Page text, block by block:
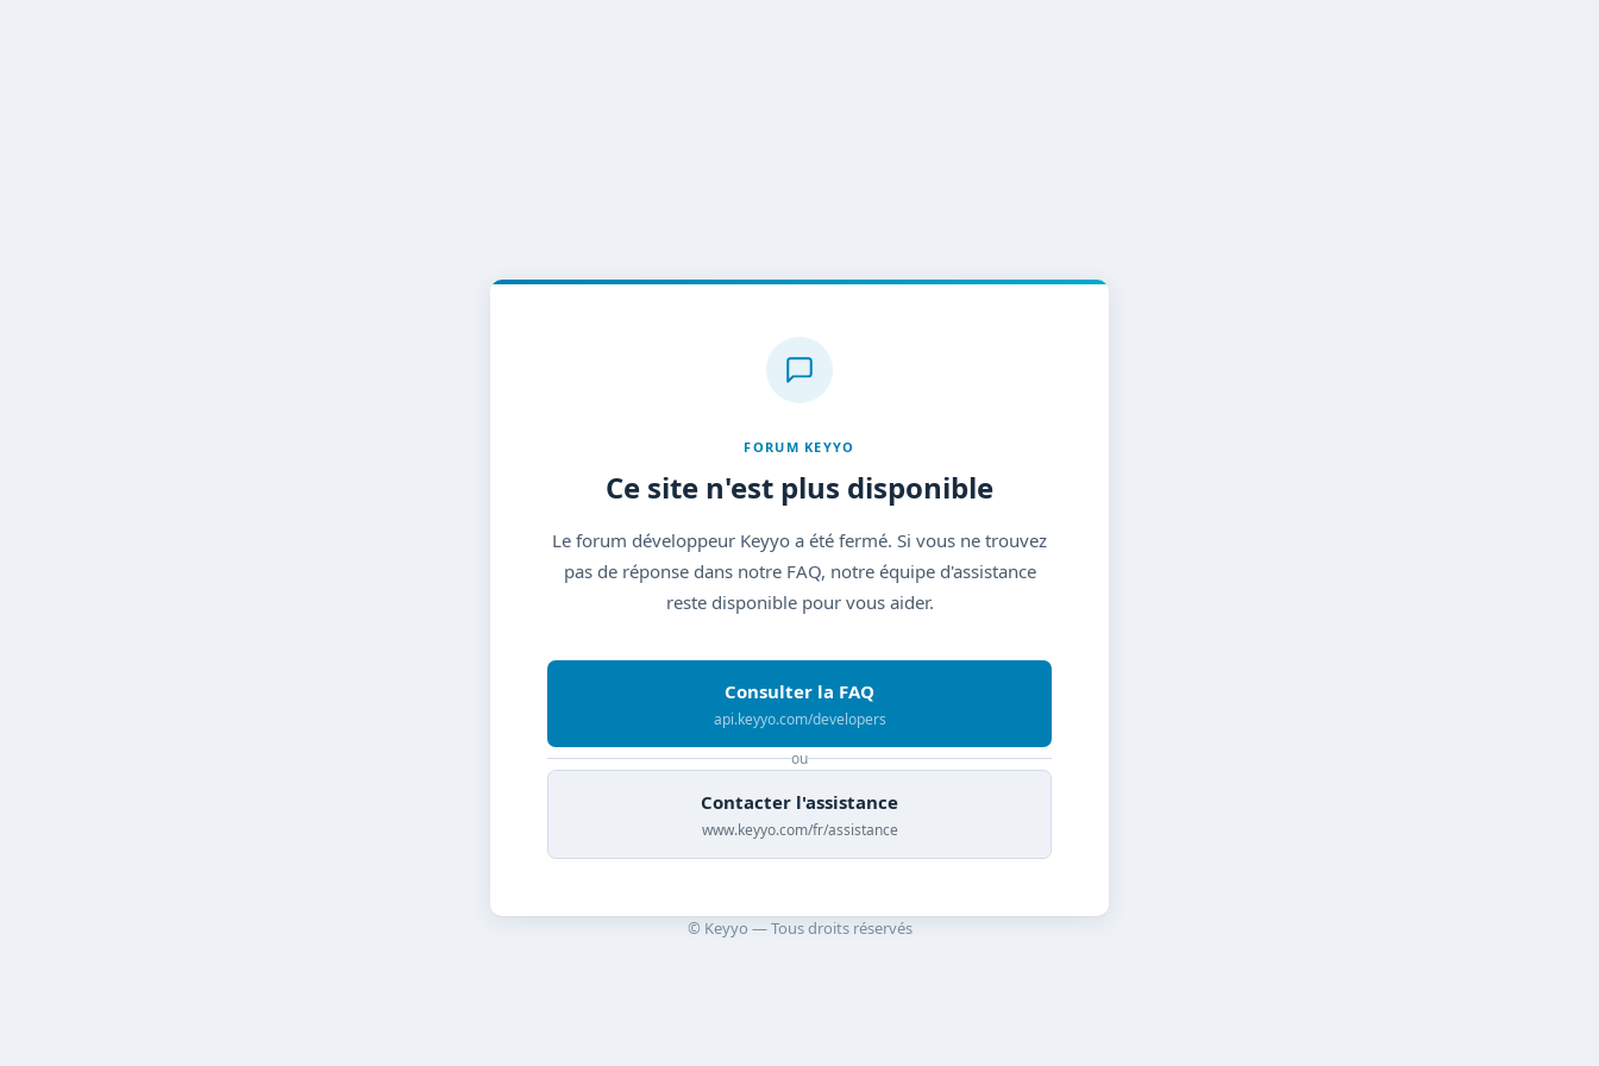
FORUM KEYYO
Ce site n'est plus disponible
Le forum développeur Keyyo a été fermé. Si vous ne trouvez
pas de réponse dans notre FAQ, notre équipe d'assistance
reste disponible pour vous aider.
Consulter la FAQ
api.keyyo.com/developers
ou
Contacter l'assistance
www.keyyo.com/fr/assistance
© Keyyo — Tous droits réservés